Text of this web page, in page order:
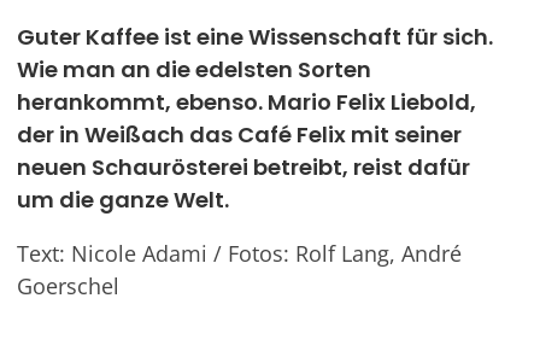
E-Paper
ABO
Werben
Guter Kaffee ist eine Wissenschaft für sich.
Wie man an die edelsten Sorten
herankommt, ebenso. Mario Felix Liebold,
der in Weißach das Café Felix mit seiner
neuen Schaurösterei betreibt, reist dafür
um die ganze Welt.
Text: Nicole Adami / Fotos: Rolf Lang, André
Goerschel